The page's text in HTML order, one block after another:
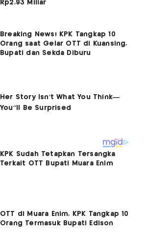
Rp2,93 Miliar
Breaking News! KPK Tangkap 10
Orang saat Gelar OTT di Kuansing,
Bupati dan Sekda Diburu
KPK Sudah Tetapkan Tersangka
Terkait OTT Bupati Muara Enim
OTT di Muara Enim, KPK Tangkap 10
Orang Termasuk Bupati Edison